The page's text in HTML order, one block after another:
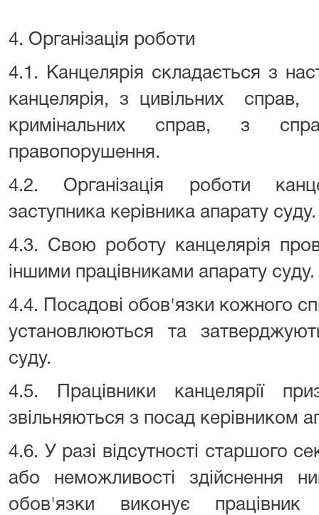
4. Організація роботи
4.1. Канцелярія складається з
канцелярія, з цивільних справ,
кримінальних справ, з
правопорушення.
4.2. Організація роботи
заступника керівника апарату суду.
4.3. Свою роботу канцелярія
іншими працівниками апарату суду.
4.4. Посадові обов'язки кожного
установлюються та
суду.
4.5. Працівники канцелярії
звільняються з посад керівником
4.6. У разі відсутності старшого
або неможливості здійснення
обов'язки виконує працівник